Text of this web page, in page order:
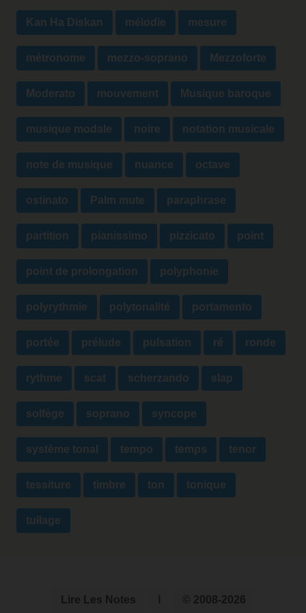
Kan Ha Diskan mélodie mesure
métronome mezzo-soprano Mezzoforte
Moderato mouvement Musique baroque
musique modale noire notation musicale
note de musique nuance octave
ostinato Palm mute paraphrase
partition pianissimo pizzicato point
point de prolongation polyphonie
polyrythmie polytonalité portamento
portée prélude pulsation ré ronde
rythme scat scherzando slap
solfège soprano syncope
système tonal tempo temps tenor
tessiture timbre ton tonique
tuilage
Lire Les Notes © 2008-2026